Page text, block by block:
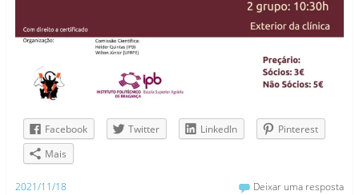
Facebook Twitter LinkedIn
Pinterest
Mais
2021/11/18 Deixar uma resposta